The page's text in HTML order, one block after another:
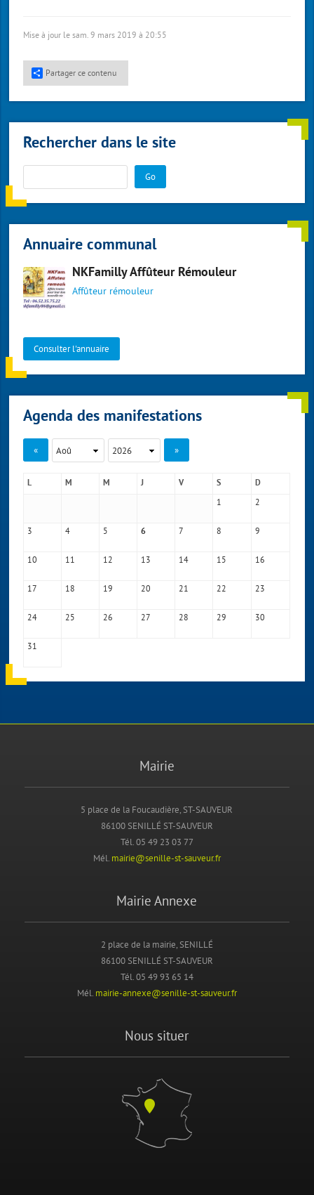
Mise à jour le sam. 9 mars 2019 à 20:55
Partager ce contenu
Rechercher dans le site
Go
Annuaire communal
NKFamilly Affûteur Rémouleur
Affûteur rémouleur
Consulter l'annuaire
Agenda des manifestations
« »
L M M J V S D
1 2
3 4 5 6 7 8 9
10 11 12 13 14 15 16
17 18 19 20 21 22 23
24 25 26 27 28 29 30
31
Mairie
5 place de la Foucaudière, ST-SAUVEUR
86100 SENILLÉ ST-SAUVEUR
Tél. 05 49 23 03 77
Mél. mairie@senille-st-sauveur.fr
Mairie Annexe
2 place de la mairie, SENILLÉ
86100 SENILLÉ ST-SAUVEUR
Tél. 05 49 93 65 14
Mél. mairie-annexe@senille-st-sauveur.fr
Nous situer